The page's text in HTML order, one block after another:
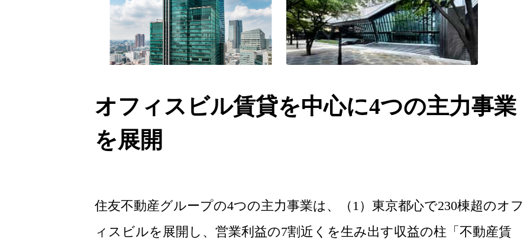
オフィスビル賃貸を中心に4つの主力事業
を展開
住友不動産グループの4つの主力事業は、（1）東京都心で230棟超のオフ
ィスビルを展開し、営業利益の7割近くを生み出す収益の柱「不動産賃